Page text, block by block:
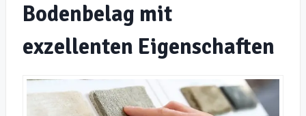
Bodenbelag mit
exzellenten Eigenschaften